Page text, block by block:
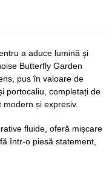
a aduce lumină și
Butterfly Garden
pus în valoare de
portocaliu, completați de
și expresiv.
fluide, oferă mișcare
într-o piesă statement,